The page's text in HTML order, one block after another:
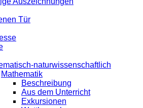
Tür
naturwissenschaftlich
Mathematik
Beschreibung
Aus dem Unterricht
Exkursionen